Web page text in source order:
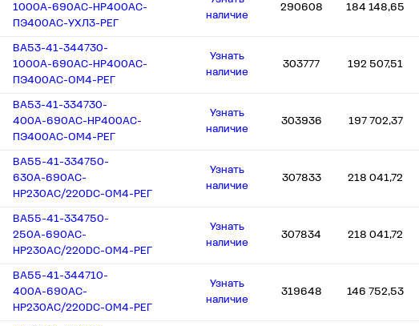
1000А-690AC-НР400AC-
ПЭ400AC-УХЛ3-РЕГ
наличие
290608 184 148,65
ВА53-41-344730-
1000А-690AC-НР400AC-
ПЭ400AC-ОМ4-РЕГ
Узнать
наличие
303777 192 507,51
ВА53-41-334730-
400А-690AC-НР400AC-
ПЭ400AC-ОМ4-РЕГ
Узнать
наличие
303936 197 702,37
ВА55-41-334750-
630А-690AC-
НР230AC/220DC-ОМ4-РЕГ
Узнать
наличие
307833 218 041,72
ВА55-41-334750-
250А-690AC-
НР230AC/220DC-ОМ4-РЕГ
Узнать
наличие
307834 218 041,72
ВА55-41-344710-
400А-690AC-
НР230AC/220DC-ОМ4-РЕГ
Узнать
наличие
319648 146 752,53